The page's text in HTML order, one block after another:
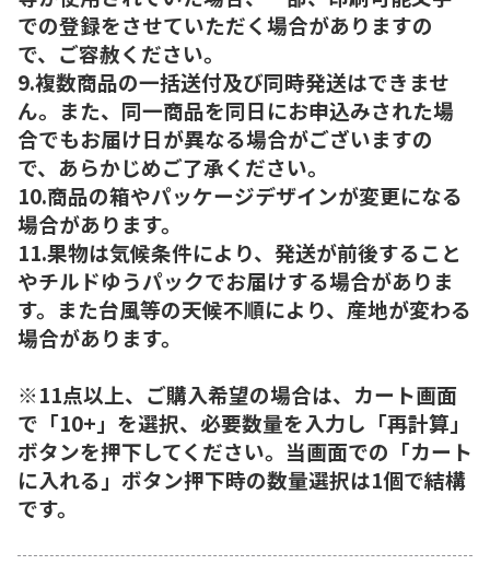
での登録をさせていただく場合がありますの
で、ご容赦ください。
9.複数商品の一括送付及び同時発送はできませ
ん。また、同一商品を同日にお申込みされた場
合でもお届け日が異なる場合がございますの
で、あらかじめご了承ください。
10.商品の箱やパッケージデザインが変更になる
場合があります。
11.果物は気候条件により、発送が前後すること
やチルドゆうパックでお届けする場合がありま
す。また台風等の天候不順により、産地が変わる
場合があります。
※11点以上、ご購入希望の場合は、カート画面
で「10+」を選択、必要数量を入力し「再計算」
ボタンを押下してください。当画面での「カート
に入れる」ボタン押下時の数量選択は1個で結構
です。